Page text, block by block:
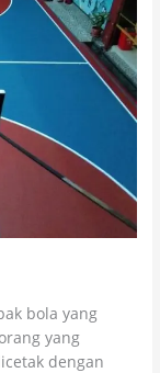
bola yang
yang
dengan